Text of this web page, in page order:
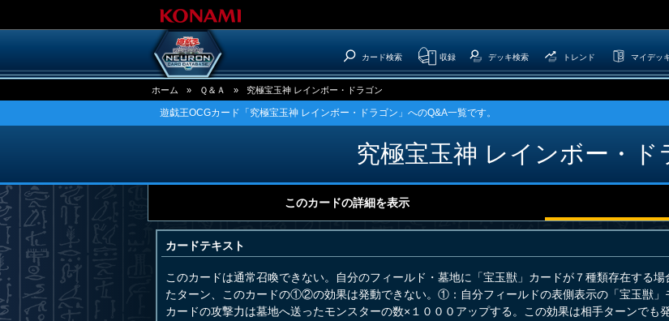
カード検索 収録 デッキ検索 トレンド マイデッ
ホーム » Ｑ＆Ａ » 究極宝玉神 レインボー・ドラゴン
遊戯王OCGカード「究極宝玉神 レインボー・ドラゴン」へのQ&A一覧です。
究極宝玉神 レインボー・ド
このカードの詳細を表示
カードテキスト
このカードは通常召喚できない。自分のフィールド・墓地に「宝玉獣」カードが７種類存在する
たターン、このカードの①②の効果は発動できない。①：自分フィールドの表側表示の「宝玉獣」
カードの攻撃力は墓地へ送ったモンスターの数×１０００アップする。この効果は相手ターンで